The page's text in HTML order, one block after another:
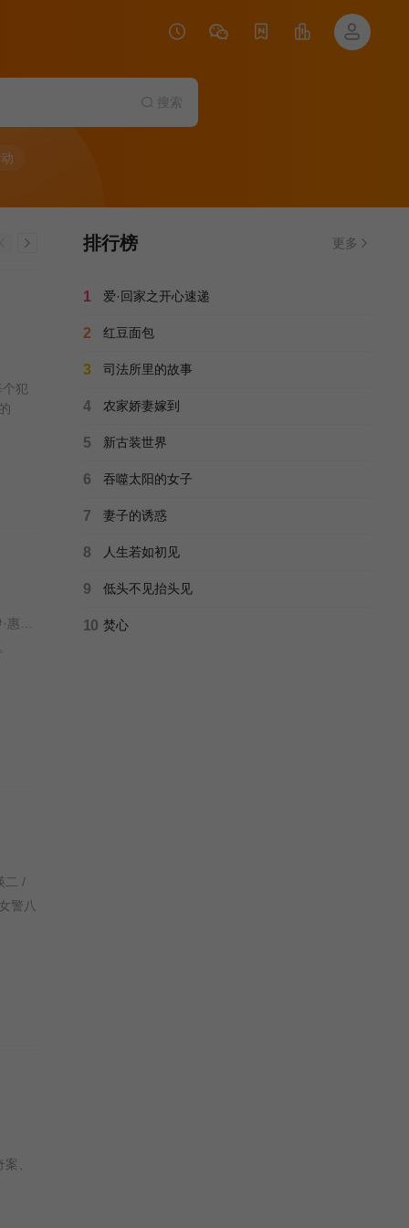
搜索
犯
二 /
警八
、
排行榜 更多
1 爱·回家之开心速递
2 红豆面包
3 司法所里的故事
4 农家娇妻嫁到
5 新古装世界
6 吞噬太阳的女子
7 妻子的诱惑
8 人生若如初见
9 低头不见抬头见
10 焚心